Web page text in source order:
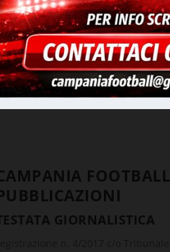
FOOTBALL
GIORNALISTICA